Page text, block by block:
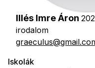
Illés Imre Áron
irodalom
Iskolák